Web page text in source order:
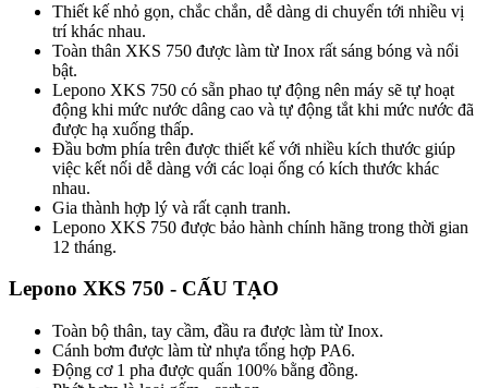
Thiết kế nhỏ gọn, chắc chắn, dễ dàng di chuyển tới nhiều vị
trí khác nhau.
Toàn thân XKS 750 được làm từ Inox rất sáng bóng và nổi
bật.
Lepono XKS 750 có sẵn phao tự động nên máy sẽ tự hoạt
động khi mức nước dâng cao và tự động tắt khi mức nước đã
được hạ xuống thấp.
Đầu bơm phía trên được thiết kế với nhiều kích thước giúp
việc kết nối dễ dàng với các loại ống có kích thước khác
nhau.
Gia thành hợp lý và rất cạnh tranh.
Lepono XKS 750 được bảo hành chính hãng trong thời gian
12 tháng.
Lepono XKS 750 - CẤU TẠO
Toàn bộ thân, tay cầm, đầu ra được làm từ Inox.
Cánh bơm được làm từ nhựa tổng hợp PA6.
Động cơ 1 pha được quấn 100% bằng đồng.